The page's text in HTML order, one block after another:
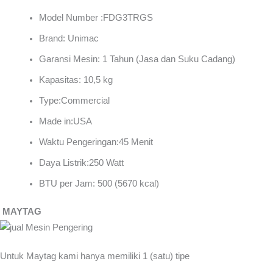
Model Number :FDG3TRGS
Brand: Unimac
Garansi Mesin: 1 Tahun (Jasa dan Suku Cadang)
Kapasitas: 10,5 kg
Type:Commercial
Made in:USA
Waktu Pengeringan:45 Menit
Daya Listrik:250 Watt
BTU per Jam: 500 (5670 kcal)
MAYTAG
Untuk Maytag kami hanya memiliki 1 (satu) tipe